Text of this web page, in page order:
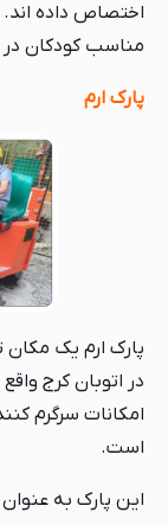
اختصاص داده
مناسب کودکان در
پارک ارم
پارک ارم یک
در اتوبان کرج
امکانات سرگرم
است.
این پارک به